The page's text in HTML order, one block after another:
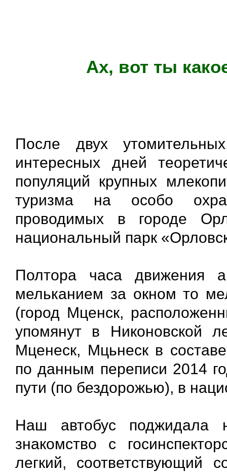
Ах, вот ты
После двух
интересных дней
популяций крупных
туризма на особо
проводимых в городе
национальный парк
Полтора часа движения
мельканием за окном то
(город Мценск,
упомянут в Никоновской
Мценеск, Мцьнеск в
по данным переписи 2014
пути (по бездорожью), в
Наш автобус поджидала
знакомство с
легкий, соответствующий